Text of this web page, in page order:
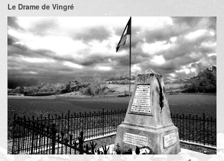
Le Drame de Vingré